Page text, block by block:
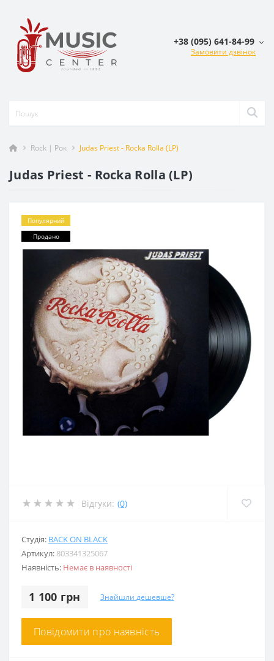
+38 (095) 641-84-99
Замовити дзвінок
Rock | Рок Judas Priest - Rocka Rolla (LP)
Judas Priest - Rocka Rolla (LP)
Популярний
Продано
Відгуки: (0)
Студія: BACK ON BLACK
Артикул: 803341325067
Наявність: Немає в наявності
1 100 грн Знайшли дешевше?
Повідомити про наявність